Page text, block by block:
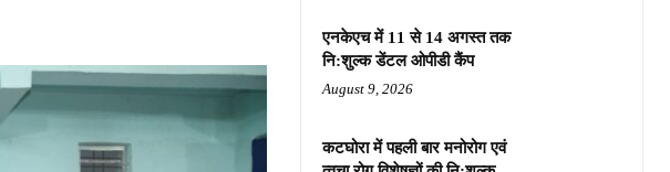
एनकेएच में 11 से 14 अगस्त तक
नि:शुल्क डेंटल ओपीडी कैंप
August 9, 2026
कटघोरा में पहली बार मनोरोग एवं